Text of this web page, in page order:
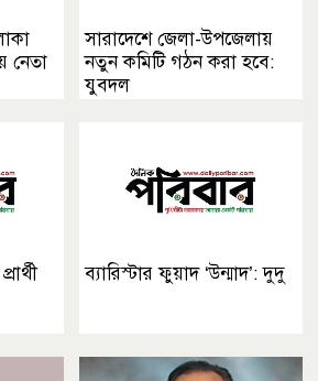
নেতা
সারাদেশে জেলা-উপজেলায়
নতুন কমিটি গঠন করা হবে:
যুবদল
ব্যারিস্টার ফুয়াদ ‘উন্মাদ’: দুদু